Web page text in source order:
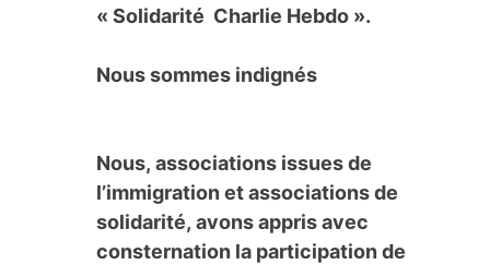
« Solidarité Charlie Hebdo ».
Nous sommes indignés
Nous, associations issues de
l’immigration et associations de
solidarité, avons appris avec
consternation la participation de